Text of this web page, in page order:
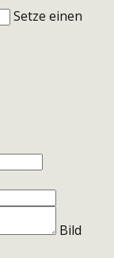
Setze einen
Bild